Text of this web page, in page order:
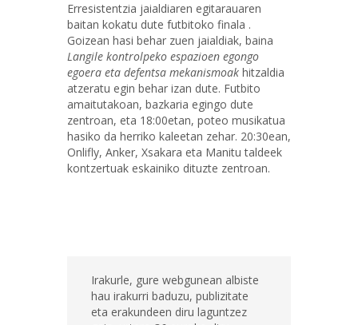
Erresistentzia jaialdiaren egitarauaren
baitan kokatu dute futbitoko finala .
Goizean hasi behar zuen jaialdiak, baina
Langile kontrolpeko espazioen egongo
egoera eta defentsa mekanismoak hitzaldia
atzeratu egin behar izan dute. Futbito
amaitutakoan, bazkaria egingo dute
zentroan, eta 18:00etan, poteo musikatua
hasiko da herriko kaleetan zehar. 20:30ean,
Onlifly, Anker, Xsakara eta Manitu taldeek
kontzertuak eskainiko dituzte zentroan.
Irakurle, gure webgunean albiste
hau irakurri baduzu, publizitate
eta erakundeen diru laguntzez